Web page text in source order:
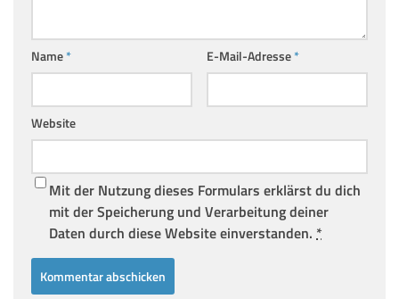
Name* E-Mail-Adresse*
Website
Mit der Nutzung dieses Formulars erklärst du dich
mit der Speicherung und Verarbeitung deiner
Daten durch diese Website einverstanden. *